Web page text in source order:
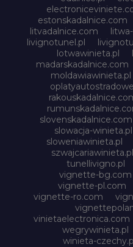
estonskadalnice.com
litvadalnice.com
livignotunel.pl
lotwawinieta.pl
madarskadalnice.com
moldawiawinieta.pl
slovenskadalnice.com
slowacja-winieta.pl
sloweniawinieta.pl
szwajcariawinieta.pl
tunellivigno.pl
vignette-bg.com
vignette-pl.com
vignette-ro.com
vinietaelectronica.com
wegrywinieta.pl
winieta-